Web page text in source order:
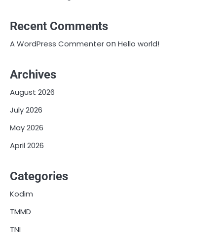
Recent Comments
A WordPress CommenteronHello world!
Archives
August 2026
July 2026
May 2026
April 2026
Categories
Kodim
TMMD
TNI